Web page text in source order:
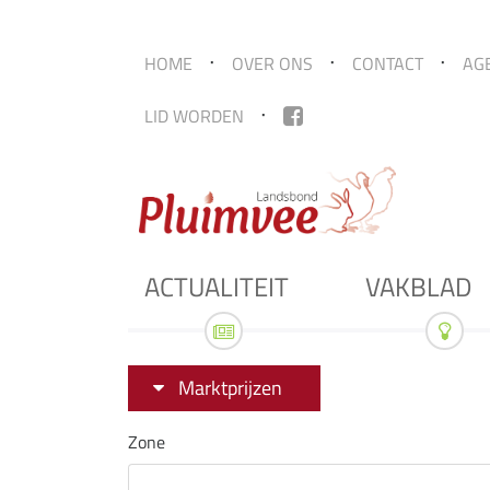
HOME OVER ONS CONTACT
LID WORDEN
ACTUALITEIT VAKBLAD
Marktprijzen
Zone